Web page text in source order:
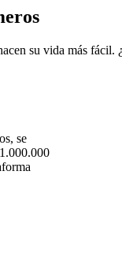
su vida más fácil.
se